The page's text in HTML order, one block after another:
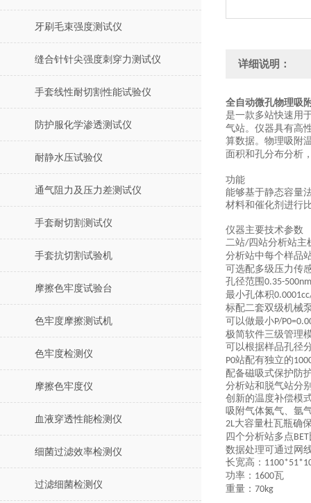
牙刷毛束强度测试仪
缝合针针尖强度刺穿力测试仪
手套线性耐切割性能试验仪
防护服化学渗透测试仪
耐静水压试验仪
通气阻力及压力差测试仪
手套耐切割测试仪
手套抗切割试验机
摩擦色牢度试验台
色牢度摩擦测试机
色牢度检测仪
摩擦色牢度仪
血液穿透性能检测仪
细菌过滤效率检测仪
过滤细菌检测仪
详细说明：
全自动微孔物理吸
是一款多站快速用
气站。仪器具有高
算数据。物理吸附
面积和孔分布分析
功能
能够基于静态容量
材料和催化剂进行
仪器主要技术参数
二站/四站分析站主
分析站中每个样品
可选配多级压力传
孔径范围 0.35-500nm
最小孔体积
标配二套双级机械
可以做最小P/
极简软件三级管理
可以根据样品孔径
P0站配有独立的
配备磁吸式保护防
分析站和脱气站分
创新的温度补偿模
吸附气体氮气、氩
2L大容量杜瓦瓶确
四个分析站多点BET
数据处理可通过网
长宽高： 1100*51
功率： 1600瓦
重量： 70kg